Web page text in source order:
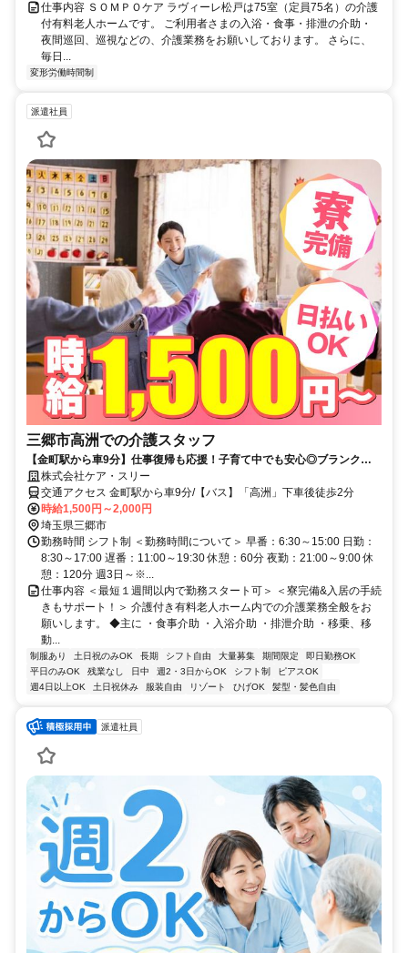
仕事内容 ＳＯＭＰＯケア ラヴィーレ松戸は75室（定員75名）の介護
付有料老人ホームです。 ご利用者さまの入浴・食事・排泄の介助・
夜間巡回、巡視などの、介護業務をお願いしております。 さらに、
毎日...
変形労働時間制
派遣社員
三郷市高洲での介護スタッフ
【金町駅から車9分】仕事復帰も応援！子育て中でも安心◎ブランク
OK！週2～勤務OK！キャンペーン時給1700円！シフト融通◎Wワーク
や時短も相談◎
株式会社ケア・スリー
交通アクセス 金町駅から車9分/【バス】「高洲」下車後徒歩2分
時給1,500円～2,000円
埼玉県三郷市
勤務時間 シフト制 ＜勤務時間について＞ 早番：6:30～15:00 日勤：
8:30～17:00 遅番：11:00～19:30 休憩：60分 夜勤：21:00～9:00 休
憩：120分 週3日～※...
仕事内容 ＜最短１週間以内で勤務スタート可＞ ＜寮完備&入居の手続
きもサポート！＞ 介護付き有料老人ホーム内での介護業務全般をお
願いします。 ◆主に ・食事介助 ・入浴介助 ・排泄介助 ・移乗、移
動...
制服あり 土日祝のみOK 長期 シフト自由 大量募集 期間限定
即日勤務OK
平日のみOK
残業なし 日中 週2・3日からOK シフト制
ピアスOK
週4日以上OK
土日祝休み 服装自由 リゾート ひげOK 髪型・髪色自由
派遣社員